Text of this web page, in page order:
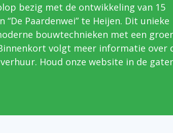
bezig met de ontwikkeling van 15
“De Paardenwei” te Heijen. Dit unieke
bouwtechnieken met een
volgt meer informatie over
Houd onze website in de